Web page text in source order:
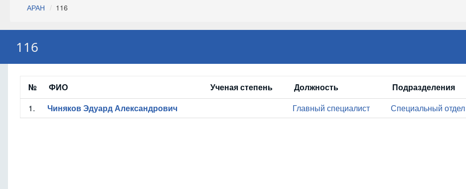
Строка
АРАН 116
116
№ ФИО Ученая степень Должность
Подразделения
1.
Чиняков Эдуард Александрович Главный специалист Специальный отдел